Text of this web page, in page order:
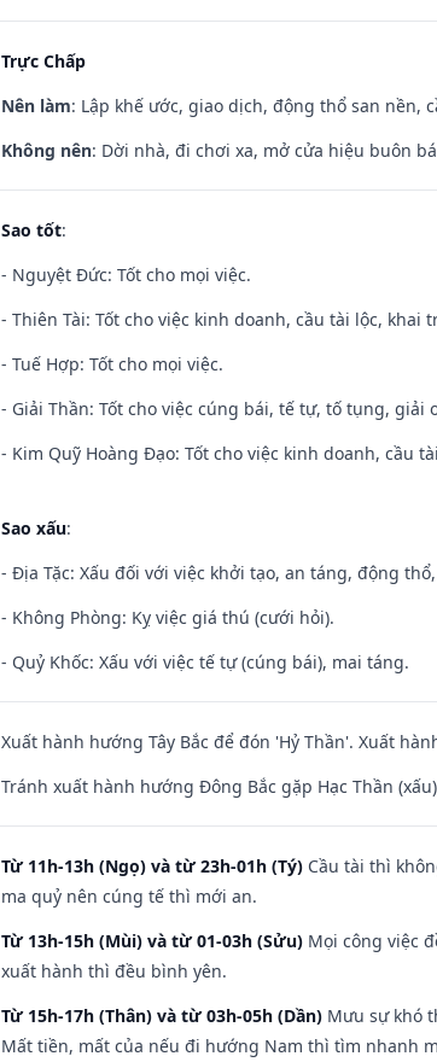
Trực Chấp
Nên làm: Lập khế ước, giao dịch, động thổ san nền,
Không nên: Dời nhà, đi chơi xa, mở cửa hiệu buôn
Sao tốt:
- Nguyệt Đức: Tốt cho mọi việc.
- Thiên Tài: Tốt cho việc kinh doanh, cầu tài lộc, khai
- Tuế Hợp: Tốt cho mọi việc.
- Giải Thần: Tốt cho việc cúng bái, tế tự, tố tụng, giải
- Kim Quỹ Hoàng Đạo: Tốt cho việc kinh doanh, cầu
Sao xấu:
- Địa Tặc: Xấu đối với việc khởi tạo, an táng, động
- Không Phòng: Kỵ việc giá thú (cưới hỏi).
- Quỷ Khốc: Xấu với việc tế tự (cúng bái), mai táng.
Xuất hành hướng Tây Bắc để đón 'Hỷ Thần'. Xuất
Tránh xuất hành hướng Đông Bắc gặp Hạc Thần (xấu)
Từ 11h-13h (Ngọ) và từ 23h-01h (Tý) Cầu tài thì
ma quỷ nên cúng tế thì mới an.
Từ 13h-15h (Mùi) và từ 01-03h (Sửu) Mọi công việc
xuất hành thì đều bình yên.
Từ 15h-17h (Thân) và từ 03h-05h (Dần) Mưu sự khó
Mất tiền, mất của nếu đi hướng Nam thì tìm nhanh